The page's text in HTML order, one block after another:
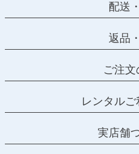
配送
返品
ご注文
レンタル
実店舗